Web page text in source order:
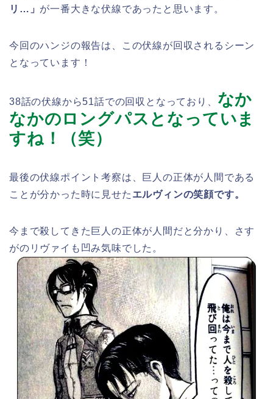
リ…」 が一番大きな伏線であったと思います。
今回のハンジの報告は、この伏線が回収されるシーン
となっています！
38話の伏線から51話での回収となっており、 なか
なかのロングパスとなっていま
すね！（笑）
最後の伏線ポイント考察は、巨人の正体が人間である
ことが分かった時に見せた エルヴィンの笑顔です。
今まで殺してきた巨人の正体が人間だと分かり、さす
がのリヴァイも凹み気味でした。